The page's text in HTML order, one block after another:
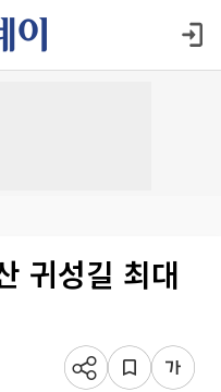
귀성길 최대